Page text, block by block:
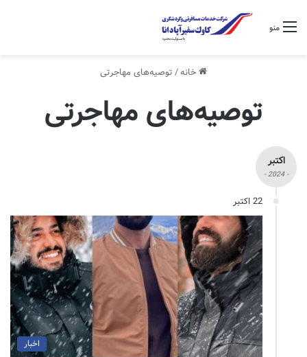
منو
خانه/توصیه‌های مهاجرتی
توصیه‌های مهاجرتی
اکتبر
- 2024 -
22 اکتبر
اخبار